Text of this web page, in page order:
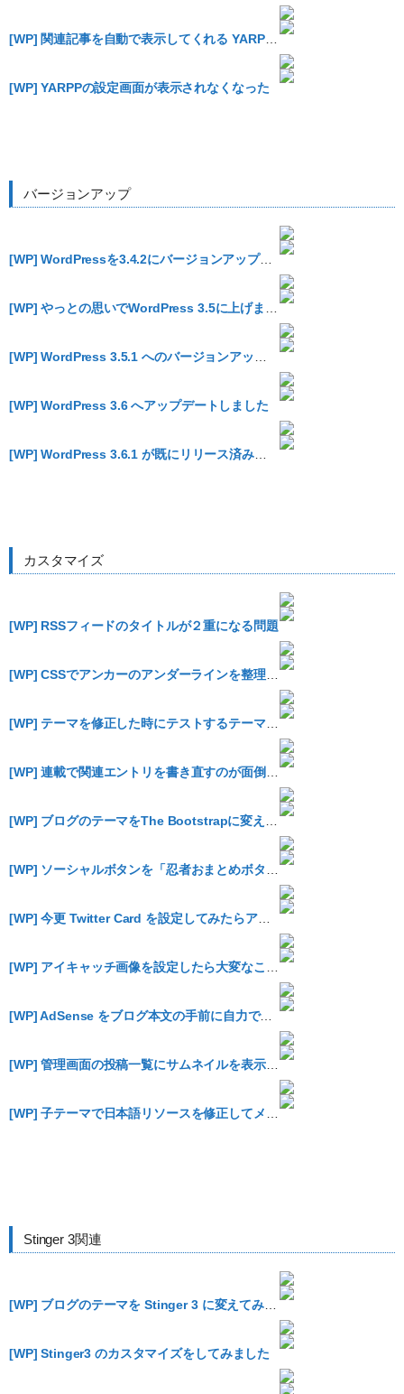
[WP] 関連記事を自動で表示してくれる YARPP をやっと導入
[WP] YARPPの設定画面が表示されなくなった
バージョンアップ
[WP] WordPressを3.4.2にバージョンアップする時にやったこと
[WP] WordPress 3.6 へアップデートしました
[WP] WordPress 3.6.1 が既にリリース済み、セキュリティアップデートなのでお早めに
カスタマイズ
[WP] RSSフィードのタイトルが２重になる問題
[WP] CSSでアンカーのアンダーラインを整理する
[WP] テーマを修正した時にテストするテーマユニットテスト
[WP] 今更 Twitter Card を設定してみたらアピール度が増した気がするのでオススメです
[WP] AdSense をブログ本文の手前に自力で差し込むためにテーマをカスタマイズ
[WP] 管理画面の投稿一覧にサムネイルを表示した
Stinger 3関連
[WP] ブログのテーマを Stinger 3 に変えてみましたがどうでしょうか？
[WP] Stinger3 のカスタマイズをしてみました